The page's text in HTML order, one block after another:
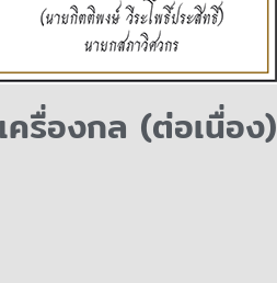
ครื่องกล (ต่อเนื่อง)